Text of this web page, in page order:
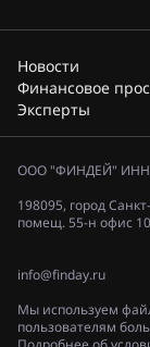
Новости
Финансовое
Эксперты
ООО "ФИНДЕЙ"
198095, город
помещ. 55-н офис
info@finday.ru
Мы используем
пользователям